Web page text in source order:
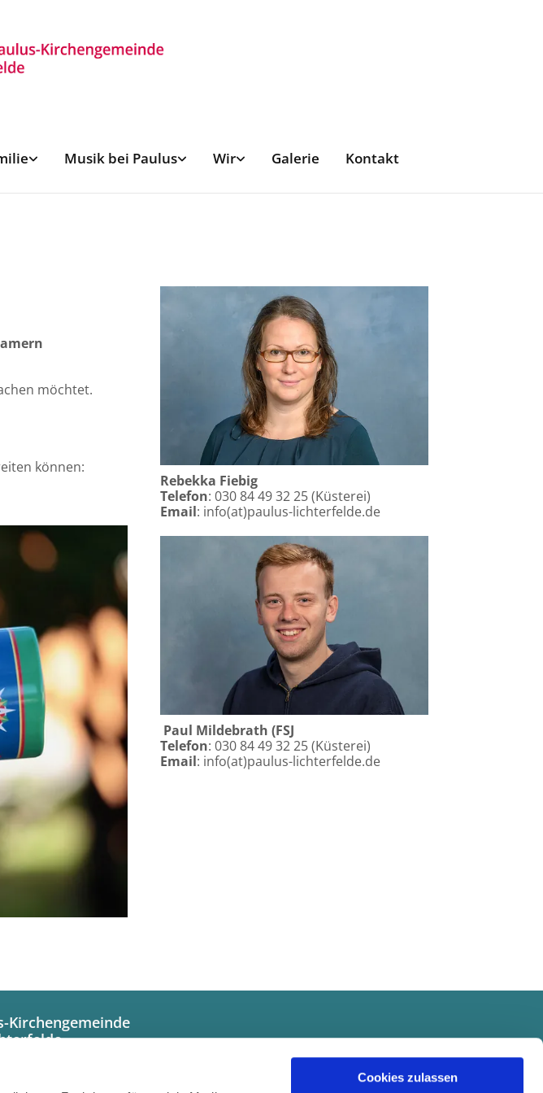
Cookies zulassen
Musik bei Paulus Wir Galerie Kontakt
möchtet.
können:
Rebekka Fiebig
Telefon: 030 84 49 32 25 (Küsterei)
Email: info(at)paulus-lichterfelde.de
Paul Mildebrath (FSJ
Telefon: 030 84 49 32 25 (Küsterei)
Email: info(at)paulus-lichterfelde.de
Kirchengemeinde